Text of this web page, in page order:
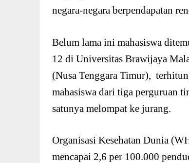
negara-negara berpendapatan
Belum lama ini mahasiswa
12 di Universitas Brawijaya
(Nusa Tenggara Timur),
mahasiswa dari tiga perguruan
satunya melompat ke jurang.
Organisasi Kesehatan Dunia
mencapai 2,6 per 100.000